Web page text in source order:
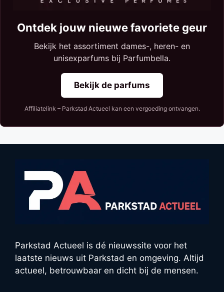
Ontdek jouw nieuwe favoriete geur
Bekijk het assortiment dames-, heren- en
unisexparfums bij Parfumbella.
Bekijk de parfums
Affiliatelink – Parkstad Actueel kan een vergoeding ontvangen.
Parkstad Actueel is dé nieuwssite voor het
laatste nieuws uit Parkstad en omgeving. Altijd
actueel, betrouwbaar en dicht bij de mensen.